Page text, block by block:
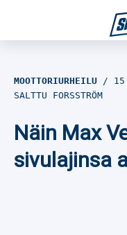
Jalkapallo
Yleisurheilu
MOOTTORIURHEILU
SALTTU FORSSTRÖM
Näin Max
sivulajinsa